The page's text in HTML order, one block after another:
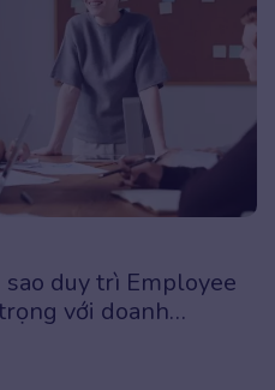
phát triển nguồn
doanh nghiệp